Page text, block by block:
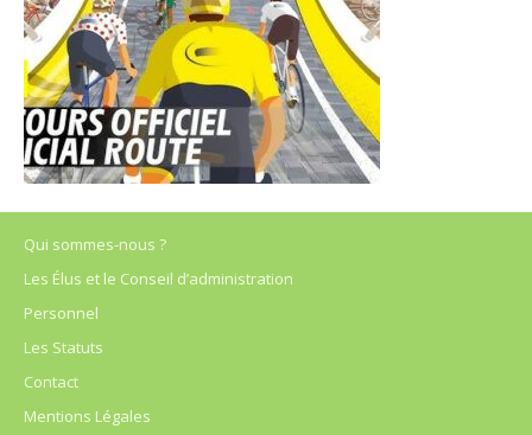
Qui sommes-nous ?
Les Élus et le Conseil d’administration
Personnel
Les Statuts
Contact
Mentions Légales